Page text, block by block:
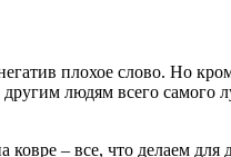
плохое слово. Но
людям всего самого
– все, что делаем